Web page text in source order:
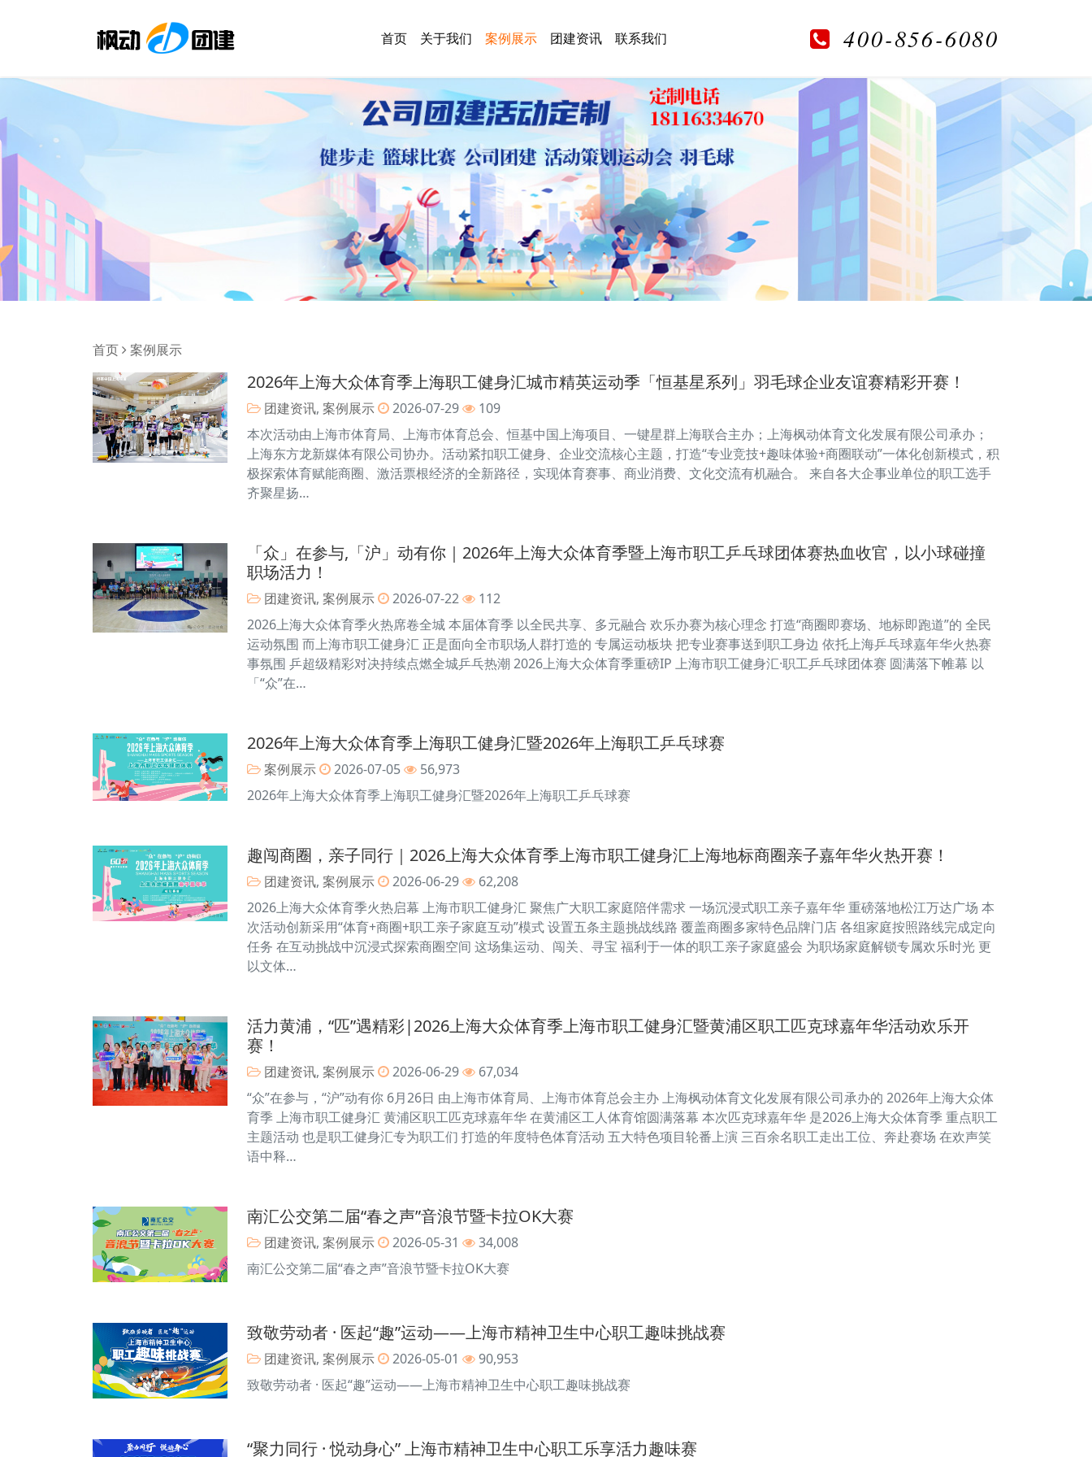
首页 关于我们 案例展示 团建资讯 联系我们 400-856-6080
首页 案例展示
2026年上海大众体育季上海职工健身汇城市精英运动季「恒基星系列」羽毛球企业友谊赛精彩开赛！
团建资讯, 案例展示 2026-07-29
109
本次活动由上海市体育局、上海市体育总会、恒基中国上海项目、一键星群上海联合主办；上海枫动体育文化发展有限公司承办；
上海东方龙新媒体有限公司协办。活动紧扣职工健身、企业交流核心主题，打造“专业竞技+趣味体验+商圈联动”一体化创新模式，积
极探索体育赋能商圈、激活票根经济的全新路径，实现体育赛事、商业消费、文化交流有机融合。 来自各大企事业单位的职工选手
齐聚星扬…
「众」在参与,「沪」动有你｜2026年上海大众体育季暨上海市职工乒乓球团体赛热血收官，以小球碰撞
职场活力！
团建资讯, 案例展示 2026-07-22
112
2026上海大众体育季火热席卷全城 本届体育季 以全民共享、多元融合 欢乐办赛为核心理念 打造“商圈即赛场、地标即跑道”的 全民
运动氛围 而上海市职工健身汇 正是面向全市职场人群打造的 专属运动板块 把专业赛事送到职工身边 依托上海乒乓球嘉年华火热赛
事氛围 乒超级精彩对决持续点燃全城乒乓热潮 2026上海大众体育季重磅IP 上海市职工健身汇·职工乒乓球团体赛 圆满落下帷幕 以
「“众”在…
2026年上海大众体育季上海职工健身汇暨2026年上海职工乒乓球赛
案例展示 2026-07-05
56,973
2026年上海大众体育季上海职工健身汇暨2026年上海职工乒乓球赛
趣闯商圈，亲子同行｜2026上海大众体育季上海市职工健身汇上海地标商圈亲子嘉年华火热开赛！
团建资讯, 案例展示 2026-06-29
62,208
2026上海大众体育季火热启幕 上海市职工健身汇 聚焦广大职工家庭陪伴需求 一场沉浸式职工亲子嘉年华 重磅落地松江万达广场 本
次活动创新采用“体育+商圈+职工亲子家庭互动”模式 设置五条主题挑战线路 覆盖商圈多家特色品牌门店 各组家庭按照路线完成定向
任务 在互动挑战中沉浸式探索商圈空间 这场集运动、闯关、寻宝 福利于一体的职工亲子家庭盛会 为职场家庭解锁专属欢乐时光 更
以文体…
活力黄浦，“匹”遇精彩|2026上海大众体育季上海市职工健身汇暨黄浦区职工匹克球嘉年华活动欢乐开
赛！
团建资讯, 案例展示 2026-06-29
67,034
“众”在参与，“沪”动有你 6月26日 由上海市体育局、上海市体育总会主办 上海枫动体育文化发展有限公司承办的 2026年上海大众体
育季 上海市职工健身汇 黄浦区职工匹克球嘉年华 在黄浦区工人体育馆圆满落幕 本次匹克球嘉年华 是2026上海大众体育季 重点职工
主题活动 也是职工健身汇专为职工们 打造的年度特色体育活动 五大特色项目轮番上演 三百余名职工走出工位、奔赴赛场 在欢声笑
语中释…
南汇公交第二届“春之声”音浪节暨卡拉OK大赛
团建资讯, 案例展示 2026-05-31
34,008
南汇公交第二届“春之声”音浪节暨卡拉OK大赛
致敬劳动者 · 医起“趣”运动——上海市精神卫生中心职工趣味挑战赛
团建资讯, 案例展示 2026-05-01
90,953
致敬劳动者 · 医起“趣”运动——上海市精神卫生中心职工趣味挑战赛
“聚力同行 · 悦动身心” 上海市精神卫生中心职工乐享活力趣味赛